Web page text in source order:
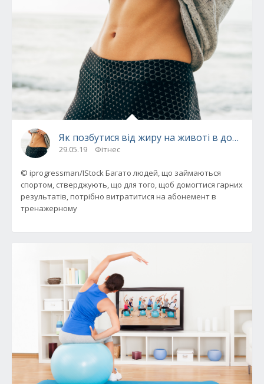
Як позбутися від жиру на животі в
29.05.19 Фітнес
© iprogressman/IStock Багато людей, що займаються
спортом, стверджують, що для того, щоб домогтися гарних
результатів, потрібно витратитися на абонемент в
тренажерному